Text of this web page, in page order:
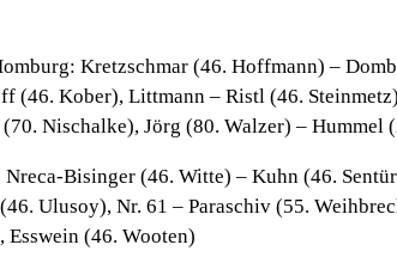
Kretzschmar (46. Hoffmann) –
(46. Kober), Littmann – Ristl (46.
Nischalke), Jörg (80. Walzer) – Hummel
Nreca-Bisinger (46. Witte) – Kuhn (46.
Ulusoy), Nr. 61 – Paraschiv (55.
(46. Wooten)